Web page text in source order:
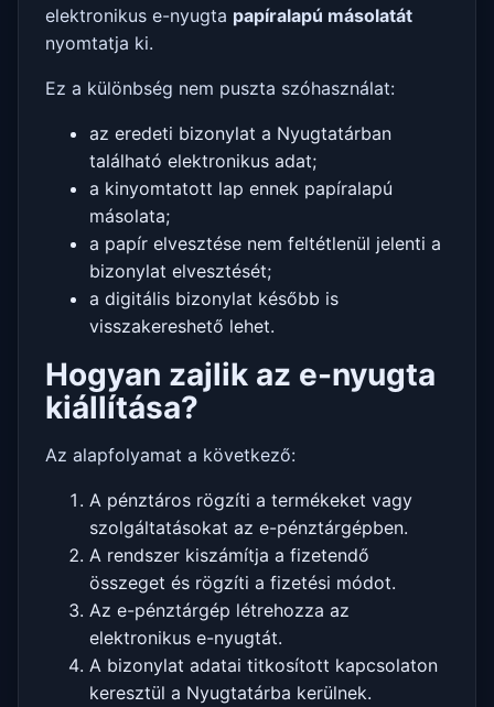
elektronikus e-nyugta papíralapú másolatát
nyomtatja ki.
Ez a különbség nem puszta szóhasználat:
az eredeti bizonylat a Nyugtatárban
található elektronikus adat;
a kinyomtatott lap ennek papíralapú
másolata;
a papír elvesztése nem feltétlenül jelenti a
bizonylat elvesztését;
a digitális bizonylat később is
visszakereshető lehet.
Hogyan zajlik az e-nyugta
kiállítása?
Az alapfolyamat a következő:
A pénztáros rögzíti a termékeket vagy
szolgáltatásokat az e-pénztárgépben.
A rendszer kiszámítja a fizetendő
összeget és rögzíti a fizetési módot.
Az e-pénztárgép létrehozza az
elektronikus e-nyugtát.
A bizonylat adatai titkosított kapcsolaton
keresztül a Nyugtatárba kerülnek.